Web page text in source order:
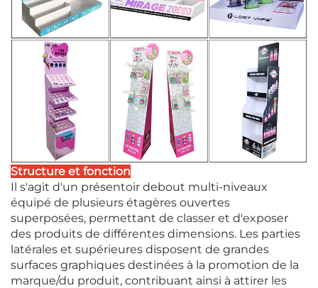
Structure et fonction
Il s'agit d'un présentoir debout multi-niveaux
équipé de plusieurs étagères ouvertes
superposées, permettant de classer et d'exposer
des produits de différentes dimensions. Les parties
latérales et supérieures disposent de grandes
surfaces graphiques destinées à la promotion de la
marque/du produit, contribuant ainsi à attirer les